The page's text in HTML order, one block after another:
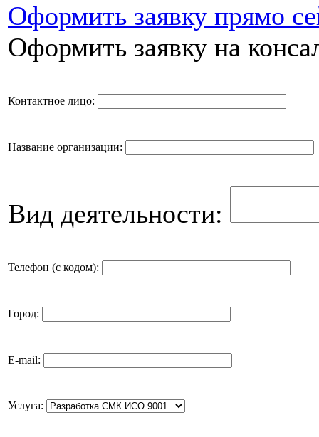
Оформить заявку прямо
Оформить заявку на
Контактное лицо:
Название организации:
Вид деятельности:
Телефон (с кодом):
Город:
E-mail:
Услуга: